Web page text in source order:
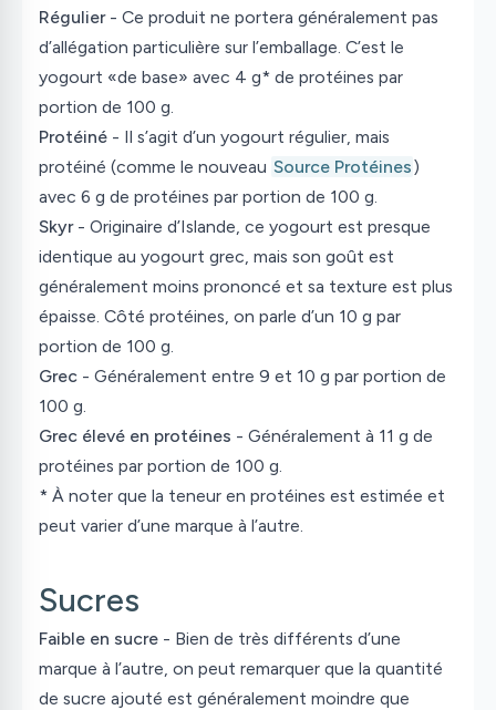
Régulier- Ce produit ne portera généralement pas
d’allégation particulière sur l’emballage. C’est le
yogourt «de base» avec 4 g* de protéines par
portion de 100 g.
Protéiné - Il s’agit d’un yogourt régulier, mais
protéiné (comme le nouveau Source Protéines)
avec 6 g de protéines par portion de 100 g.
Skyr- Originaire d’Islande, ce yogourt est presque
identique au yogourt grec, mais son goût est
généralement moins prononcé et sa texture est plus
épaisse. Côté protéines, on parle d’un 10 g par
portion de 100 g.
Grec - Généralement entre 9 et 10 g par portion de
100 g.
Grec élevé en protéines - Généralement à 11 g de
protéines par portion de 100 g.
* À noter que la teneur en protéines est estimée et
peut varier d’une marque à l’autre.
Sucres
Faible en sucre - Bien de très différents d’une
marque à l’autre, on peut remarquer que la quantité
de sucre ajouté est généralement moindre que